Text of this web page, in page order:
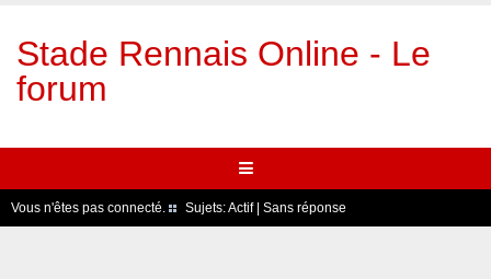
Stade Rennais Online - Le
forum
Vous n'êtes pas connecté. Sujets:Actif| Sans réponse